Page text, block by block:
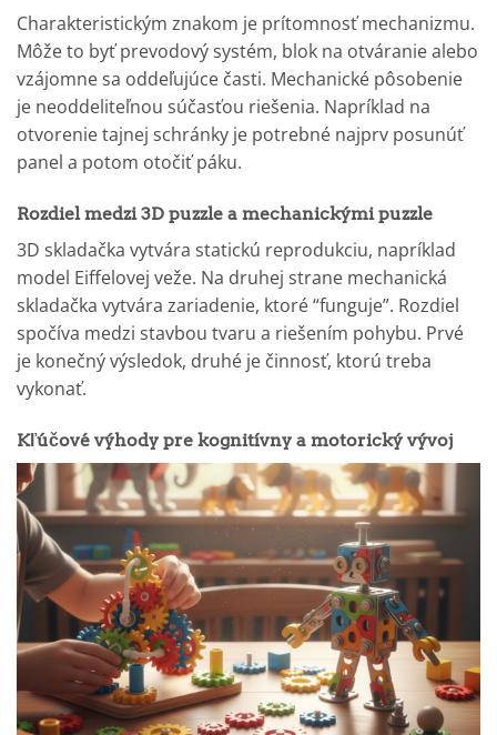
Charakteristickým znakom je prítomnosť mechanizmu.
Môže to byť prevodový systém, blok na otváranie alebo
vzájomne sa oddeľujúce časti. Mechanické pôsobenie
je neoddeliteľnou súčasťou riešenia. Napríklad na
otvorenie tajnej schránky je potrebné najprv posunúť
panel a potom otočiť páku.
Rozdiel medzi 3D puzzle a mechanickými puzzle
3D skladačka vytvára statickú reprodukciu, napríklad
model Eiffelovej veže. Na druhej strane mechanická
skladačka vytvára zariadenie, ktoré “funguje”. Rozdiel
spočíva medzi stavbou tvaru a riešením pohybu. Prvé
je konečný výsledok, druhé je činnosť, ktorú treba
vykonať.
Kľúčové výhody pre kognitívny a motorický vývoj